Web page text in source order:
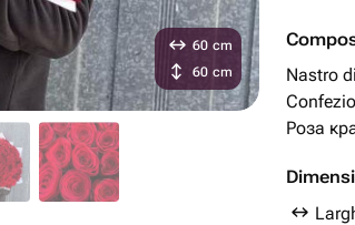
Nastro
Роза
60 cm
60 cm